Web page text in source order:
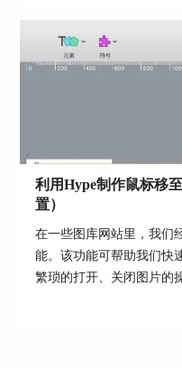
直接使用对象的元素
值1; 样式2:值2;}。元
li、a等等，这里就不
可以到w3school上去
HTML5所有元素的名
作工具的小伙伴们也
利用Hype制作鼠标移
置）
在一些图库网站里，我们
能。该功能可帮助我们快
繁琐的打开、关闭图片的